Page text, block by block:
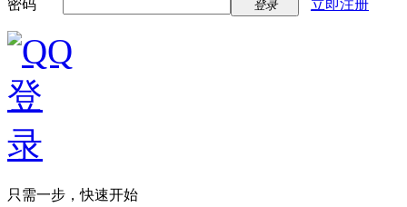
密码
登录 立即注册
只需一步，快速开始